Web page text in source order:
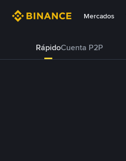
Mercados
RápidoCuenta P2P